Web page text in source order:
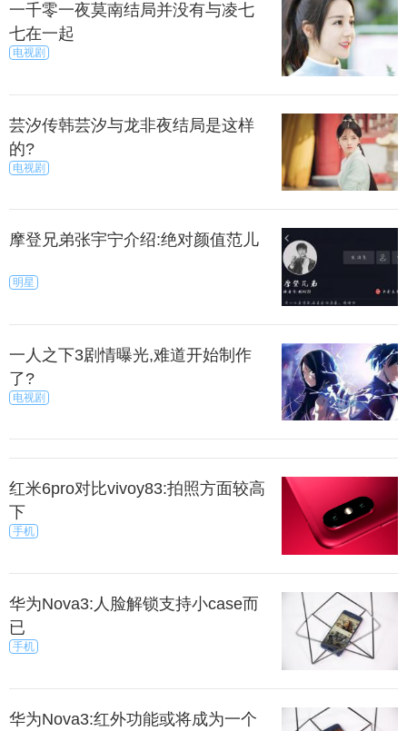
一千零一夜莫南结局并没有与凌七
七在一起
电视剧
芸汐传韩芸汐与龙非夜结局是这样
的?
电视剧
摩登兄弟张宇宁介绍:绝对颜值范儿
明星
一人之下3剧情曝光,难道开始制作
了?
电视剧
红米6pro对比vivoy83:拍照方面较高
下
手机
华为Nova3:人脸解锁支持小case而
已
手机
华为Nova3:红外功能或将成为一个